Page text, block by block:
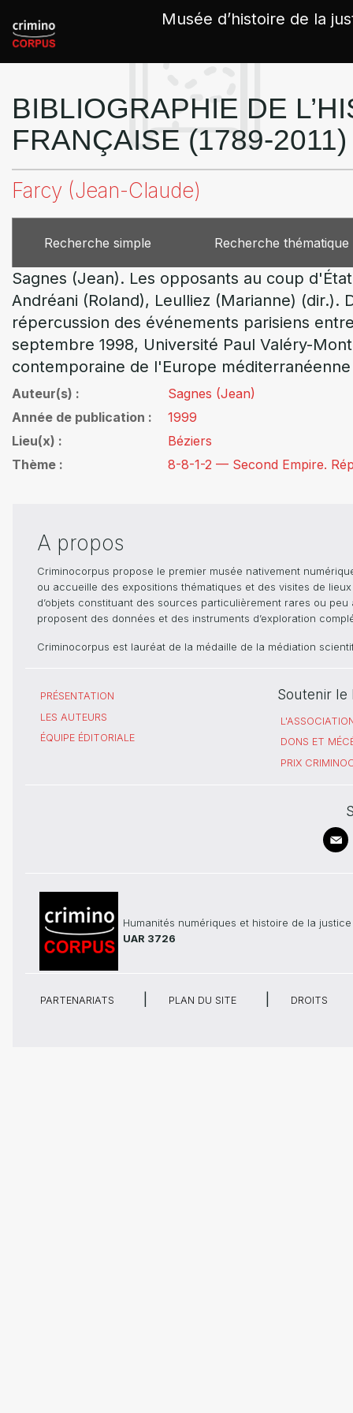
Musée d’histoire de la
BIBLIOGRAPHIE DE
FRANÇAISE (1789-2011)
Farcy (Jean-Claude)
Recherche simple Recherche thématique
Sagnes (Jean). Les opposants au coup
Andréani (Roland), Leulliez (Marianne) (dir.).
répercussion des événements parisiens
septembre 1998, Université Paul Valéry-
contemporaine de l'Europe
Auteur(s)
Sagnes (Jean)
Année de publication
1999
Lieu(x)
Béziers
Thème
8-8-1-2 — Second Empire.
A propos
Criminocorpus propose le premier musée nativement
ou accueille des expositions thématiques et des visites de
d’objets constituant des sources particulièrement rares ou
proposent des données et des instruments d’exploration
Criminocorpus est lauréat de la médaille de la médiation
PRÉSENTATION
LES AUTEURS
ÉQUIPE ÉDITORIALE
Soutenir le
DONS ET
PRIX
Humanités numériques et histoire de la justice
UAR 3726
PARTENARIATS PLAN DU SITE DROITS
Panneau de gestion des cookies